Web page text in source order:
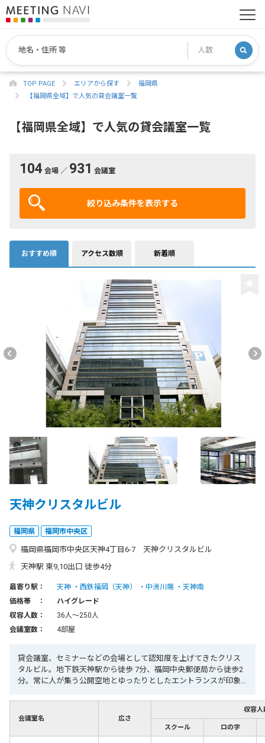
TOP PAGE エリアから探す
福岡県
【福岡県全域】で人気の貸会議室一覧
【福岡県全域】で人気の貸会議室一覧
104 会場 ／ 931 会議室
絞り込み条件を表示する
おすすめ順 アクセス数順 新着順
天神クリスタルビル
福岡県 福岡市中央区
福岡県福岡市中央区天神4丁目6-7 天神クリスタルビル
天神駅 東9,10出口 徒歩4分
最寄り駅： 天神 西鉄福岡（天神） 中洲川端
天神南
価格帯 ：
ハイグレード
収容人数：
36人〜250人
会議室数：
4部屋
貸会議室、セミナーなどの会場として認知度を上げてきたクリス
タルビル。地下鉄天神駅から徒歩 7分、福岡中央郵便局から徒歩2
分。常に人が集う公開空地とゆったりとしたエントランスが印象
会議室名 広さ
収容人
スクール ロの字